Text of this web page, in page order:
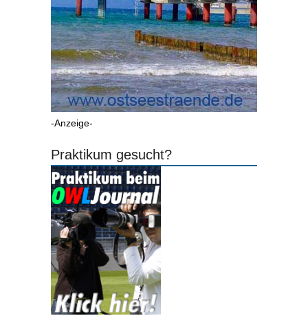
-Anzeige-
Praktikum gesucht?